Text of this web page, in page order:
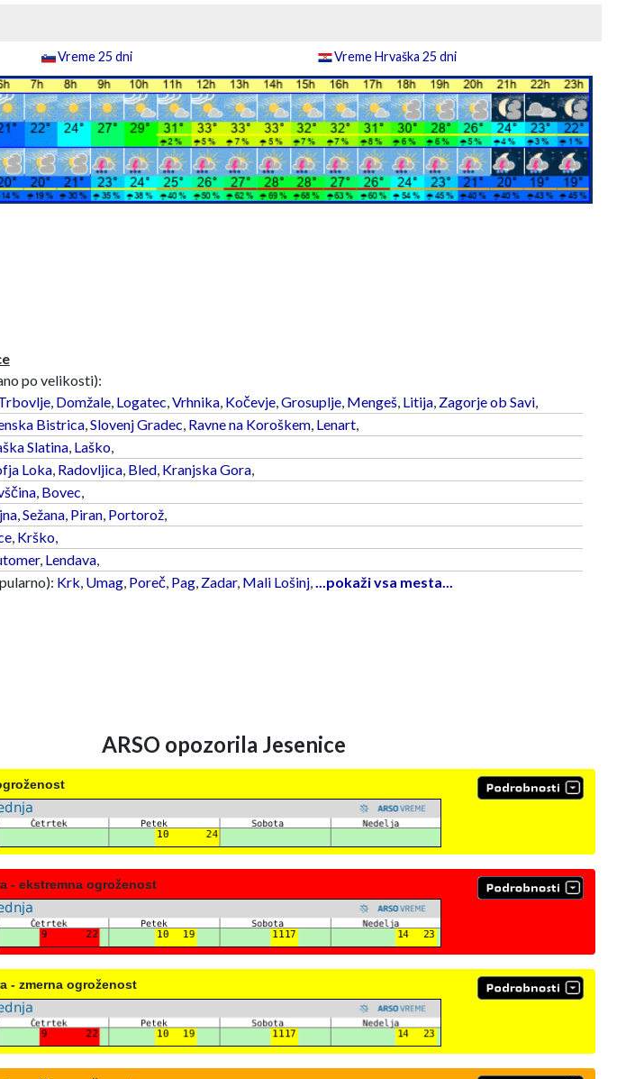
Vreme 25 dni Vreme Hrvaška 25 dni
po velikosti):
, Domžale, Logatec,Vrhnika, Kočevje,Grosuplje, Mengeš, Litija, Zagorje ob Savi,
Bistrica,Slovenj Gradec, Ravne na Koroškem, Lenart,
Slatina, Laško,
Loka, Radovljica, Bled, Kranjska Gora,
, Bovec,
,Sežana, Piran, Portorož,
, Krško,
, Lendava,
Krk, Umag, Poreč, Pag, Zadar, Mali Lošinj,...pokaži vsa mesta...
ARSO opozorila Jesenice
- ekstremna ogroženost
- zmerna ogroženost